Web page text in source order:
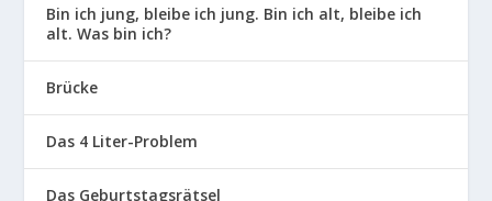
Bin ich jung, bleibe ich jung. Bin ich alt, bleibe ich
alt. Was bin ich?
Brücke
Das 4 Liter-Problem
Das Geburtstagsrätsel